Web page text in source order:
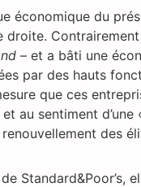
économique du
droite.
– et a bâti une
par des hauts
que ces
au sentiment
des